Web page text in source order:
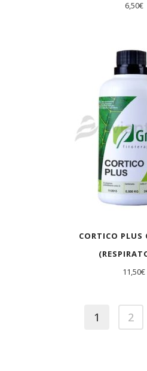
6,50€
CORTICO PLUS
11,50€
1 2